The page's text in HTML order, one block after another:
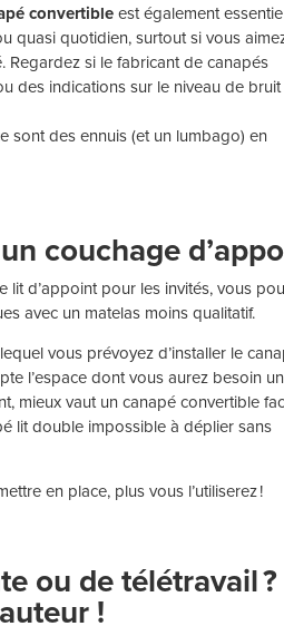
convertibleest également
quasi quotidien, surtout si vous
si le fabricant de canapés
des indications sur le niveau de bruit
sont des ennuis (et un lumbago) en
couchage
lit d’appoint pour les invités, vous
avec un matelas moins qualitatif.
vous prévoyez d’installer le
l’espace dont vous aurez besoin
mieux vaut un canapé convertible
lit double impossible à déplier sans
en place, plus vous l’utiliserez !
ou de télétravail ?
!